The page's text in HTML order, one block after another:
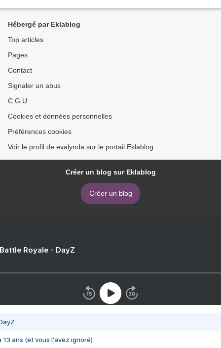
Hébergé par Eklablog
Top articles
Pages
Contact
Signaler un abus
C.G.U.
Cookies et données personnelles
Préférences cookies
Voir le profil de evalynda sur le portail Eklablog
Créer un blog sur Eklablog
Créer un blog
Royale - DayZ
13 ans (et vous l'avez ignoré)